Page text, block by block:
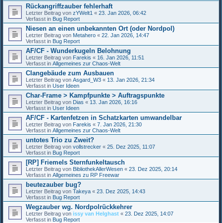
Rückangriffzauber fehlerhaft
Letzter Beitrag von zYWelt1 « 23. Jan 2026, 06:42
Verfasst in Bug Report
Niesen an einen unbekannten Ort (oder Nordpol)
Letzter Beitrag von Metahero « 22. Jan 2026, 14:47
Verfasst in Bug Report
AF/CF - Wunderkugeln Belohnung
Letzter Beitrag von Farekis « 16. Jan 2026, 11:51
Verfasst in Allgemeines zur Chaos-Welt
Clangebäude zum Ausbauen
Letzter Beitrag von Asgard_W3 « 13. Jan 2026, 21:34
Verfasst in User Ideen
Char-Frame > Kampfpunkte > Auftragspunkte
Letzter Beitrag von Dias « 13. Jan 2026, 16:16
Verfasst in User Ideen
AF/CF - Kartenfetzen in Schatzkarten umwandelbar
Letzter Beitrag von Farekis « 7. Jan 2026, 21:30
Verfasst in Allgemeines zur Chaos-Welt
untotes Trio zu Zweit?
Letzter Beitrag von vollstrecker « 25. Dez 2025, 11:07
Verfasst in Bug Report
[RP] Friemels Sternfunkeltausch
Letzter Beitrag von BibliothekAllerWesen « 23. Dez 2025, 20:14
Verfasst in Allgemeines zu RP Freewar
beutezauber bug?
Letzter Beitrag von Takeya « 23. Dez 2025, 14:43
Verfasst in Bug Report
Wegzauber wg. Nordpolrückkehrer
Letzter Beitrag von issy van Helghast « 23. Dez 2025, 14:07
Verfasst in Bug Report